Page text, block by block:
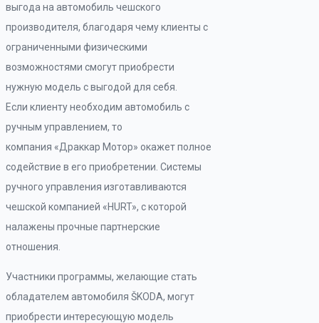
выгода на автомобиль чешского
производителя, благодаря чему клиенты с
ограниченными физическими
возможностями смогут приобрести
нужную модель с выгодой для себя.
Если клиенту необходим автомобиль с
ручным управлением, то
компания «Драккар Мотор» окажет полное
содействие в его приобретении. Системы
ручного управления изготавливаются
чешской компанией «HURT», с которой
налажены прочные партнерские
отношения.
Участники программы, желающие стать
обладателем автомобиля ŠKODA, могут
приобрести интересующую модель